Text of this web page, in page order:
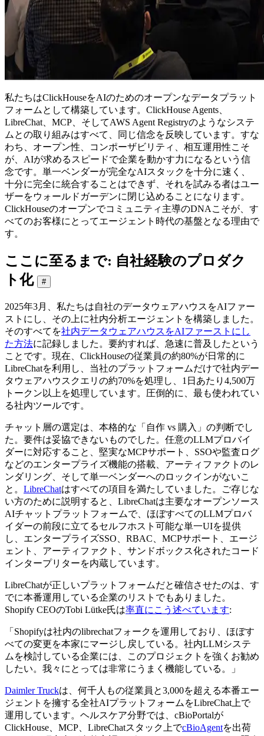
私たちはClickHouseをAIのためのオープンなデータプラット
フォームとして構築しています。ClickHouse Agents、
LibreChat、MCP、そしてAWS Agent Registryのようなシステ
ムとの取り組みはすべて、同じ信念を反映しています。すな
わち、オープン性、コンポーザビリティ、相互運用性こそ
が、AIが求めるスピードで企業を動かす力になるという信
念です。単一ベンダーが完全なAIスタックを十分に速く、
十分に完全に統合することはできず、それを試みる者はユー
ザーをウォールドガーデンに閉じ込めることになります。
ClickHouseのオープンでコミュニティ主導のDNAこそが、す
べてのお客様にとってエージェント時代の基盤となる理由で
す。
ここに至るまで: 自社経験のプロダク
ト化
#
2025年3月、私たちは自社のデータウェアハウスをAIファー
ストにし、その上に社内分析エージェントを構築しました。
そのすべてを社内データウェアハウスをAIファーストにし
た方法に記録しました。要約すれば、急速に普及したという
ことです。現在、ClickHouseの従業員の約80%が日常的に
LibreChatを利用し、当社のプラットフォームだけで社内デー
タウェアハウスクエリの約70%を処理し、1日あたり4,500万
トークン以上を処理しています。圧倒的に、最も使われてい
る社内ツールです。
チャット層の選定は、本格的な「自作 vs 購入」の判断でし
た。要件は妥協できないものでした。任意のLLMプロバイ
ダーに対応すること、堅実なMCPサポート、SSOや監査ログ
などのエンタープライズ機能の搭載、アーティファクトのレ
ンダリング、そして単一ベンダーへのロックインがないこ
と。 LibreChatはすべての項目を満たしていました。ご存じな
い方のために説明すると、LibreChatは主要なオープンソース
AIチャットプラットフォームで、ほぼすべてのLLMプロバ
イダーの前段に立てるセルフホスト可能な単一UIを提供
し、エンタープライズSSO、RBAC、MCPサポート、エージ
ェント、アーティファクト、サンドボックス化されたコード
インタープリターを内蔵しています。
LibreChatが正しいプラットフォームだと確信させたのは、す
でに本番運用している企業のリストでもありました。
Shopify CEOのTobi Lütke氏は率直にこう述べています:
「Shopifyは社内のlibrechatフォークを運用しており、ほぼす
べての変更を本家にマージし戻している。社内LLMシステ
ムを検討している企業には、このプロジェクトを強くお勧め
したい。我々にとっては非常にうまく機能している。」
Daimler Truckは、何千人もの従業員と3,000を超える本番エー
ジェントを擁する全社AIプラットフォームをLibreChat上で
運用しています。ヘルスケア分野では、cBioPortalが
ClickHouse、MCP、LibreChatスタック上でcBioAgentを出荷